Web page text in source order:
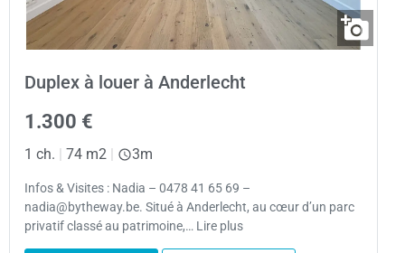
Duplex à louer à Anderlecht
1.300 €
1 ch. 74 m2 3m
Infos & Visites : Nadia – 0478 41 65 69 –
nadia@bytheway.be. Situé à Anderlecht, au cœur d’un parc
privatif classé au patrimoine,… Lire plus